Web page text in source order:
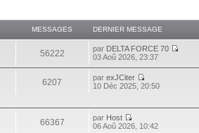
MESSAGES DERNIER MESSAGE
56222 par DELTA FORCE 70
03 Aoû 2026, 23:37
6207 parexJCiter
10 Déc 2025, 20:50
66367 par Host
06 Aoû 2026, 10:42